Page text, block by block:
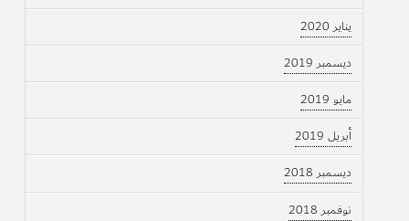
يناير 2020
ديسمبر 2019
مايو 2019
أبريل 2019
ديسمبر 2018
نوفمبر 2018